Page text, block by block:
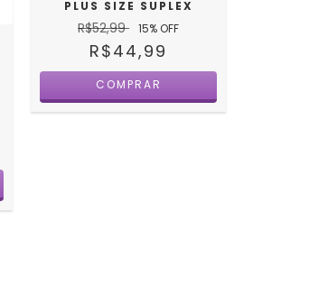
PLUS SIZE SUPLEX
R$52,99 15% OFF
R$44,99
COMPRAR